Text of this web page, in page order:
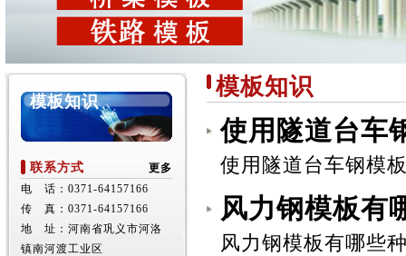
模板知识
更多
联系方式
电 话：0371-64157166
传 真：0371-64157166
地 址：河南省巩义市河洛
镇南河渡工业区
模板知识
使用隧道台车
使用隧道台车钢模
风力钢模板有
风力钢模板有哪些